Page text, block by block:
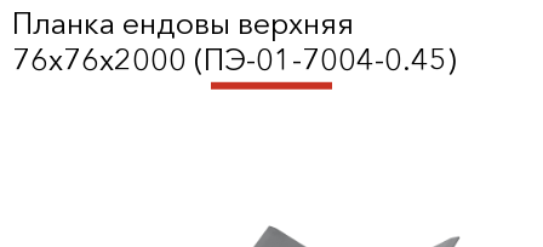
Планка ендовы верхняя
76х76х2000 (ПЭ-01-7004-0.45)